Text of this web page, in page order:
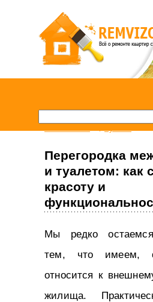
Перегородка
и туалетом: как
красоту и
Мы редко
тем, что имеем,
относится к
жилища.